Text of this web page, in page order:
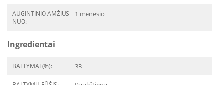
AUGINTINIO AMŽIUS
NUO:
1 mėnesio
Ingredientai
BALTYMAI (%): 33